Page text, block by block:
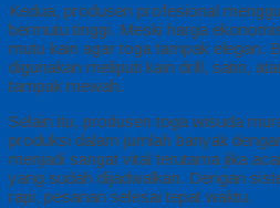
Kedua, produsen profesional
bermutu tinggi. Meski harga
mutu kain agar toga tampak elegan.
digunakan meliputi kain drill, satin,
tampak mewah.
Selain itu, produsen toga wisuda
produksi dalam jumlah banyak
menjadi sangat vital terutama jika
yang sudah dijadwalkan. Dengan
rapi, pesanan selesai tepat waktu.